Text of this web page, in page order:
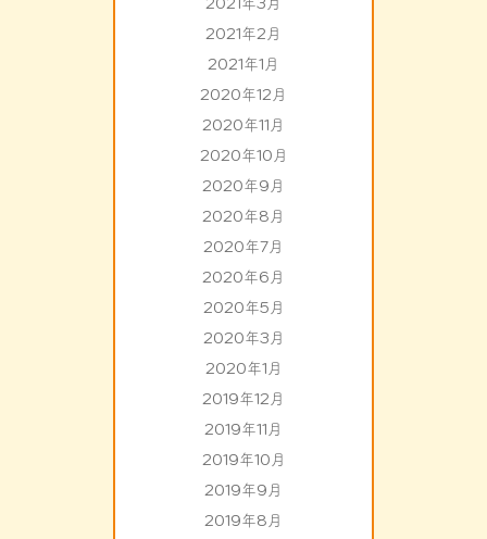
2021年2月
2021年1月
2020年12月
2020年11月
2020年10月
2020年9月
2020年8月
2020年7月
2020年6月
2020年5月
2020年3月
2020年1月
2019年12月
2019年11月
2019年10月
2019年9月
2019年8月